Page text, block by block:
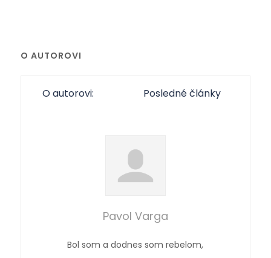
O AUTOROVI
O autorovi: Posledné články
Pavol Varga
Bol som a dodnes som rebelom,